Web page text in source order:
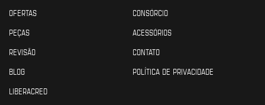
OFERTAS
CONSÓRCIO
PEÇAS
ACESSÓRIOS
REVISÃO
CONTATO
BLOG
POLÍTICA DE PRIVACIDADE
LIBERACRED